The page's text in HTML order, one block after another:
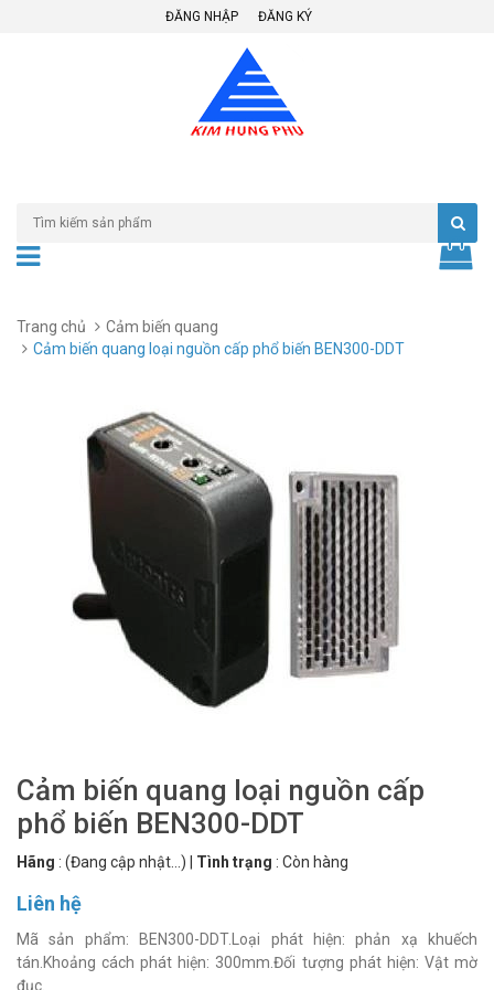
ĐĂNG NHẬP ĐĂNG KÝ
Trang chủ
Cảm biến quang
Cảm biến quang loại nguồn cấp phổ biến BEN300-DDT
Cảm biến quang loại nguồn cấp
phổ biến BEN300-DDT
Hãng : (Đang cập nhật...) Tình trạng : Còn hàng
Liên hệ
Mã sản phẩm: BEN300-DDT.Loại phát hiện: phản xạ khuếch
tán.Khoảng cách phát hiện: 300mm.Đối tượng phát hiện: Vật mờ
đục.